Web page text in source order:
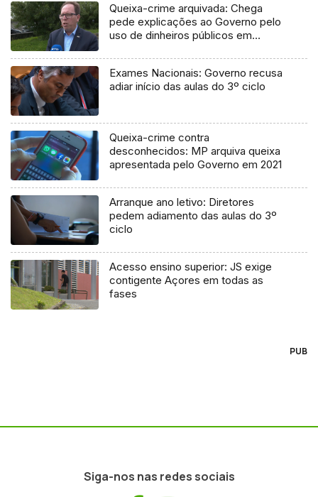
Queixa-crime arquivada: Chega
pede explicações ao Governo pelo
uso de dinheiros públicos em
Exames Nacionais: Governo recusa
adiar início das aulas do 3º ciclo
Queixa-crime contra
desconhecidos: MP arquiva queixa
apresentada pelo Governo em 2021
Arranque ano letivo: Diretores
pedem adiamento das aulas do 3º
ciclo
Acesso ensino superior: JS exige
contigente Açores em todas as
fases
PUB
Siga-nos nas redes sociais